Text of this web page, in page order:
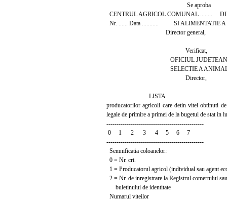
Se aproba
CENTRUL AGRICOL COMUNAL ........
Nr. ...... Data ........... SI ALIMENTATIE A
Director general,
Verificat,
OFICIUL JUDETEAN DE
SELECTIE A
Director,
LISTA
producatorilor agricoli care detin vitei obtinuti
legale de primire a primei de la bugetul de stat in
------------------------------------------------
0 1 2 3 4 5 6 7
------------------------------------------------
Semnificatia coloanelor:
0 = Nr. crt.
1 = Producatorul agricol (individual sau agent
2 = Nr. de inregistrare la Registrul comertului
buletinului de identitate
Numarul viteilor